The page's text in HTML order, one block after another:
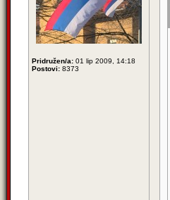
Pridružen/a: 01 lip 2009, 14:18
Postovi: 8373